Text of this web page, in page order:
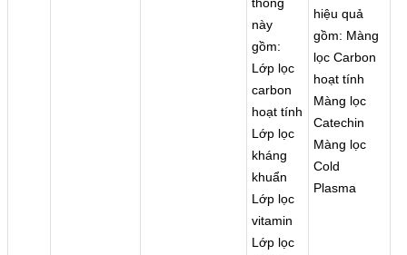
này
gồm:
Lớp lọc
carbon
hoạt tính
Lớp lọc
kháng
khuẩn
Lớp lọc
vitamin
Lớp lọc
hiệu quả
gồm: Màng
lọc Carbon
hoạt tính
Màng lọc
Catechin
Màng lọc
Cold
Plasma